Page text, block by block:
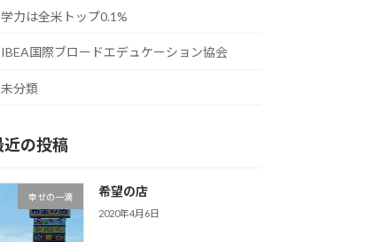
学力は全米トップ0.1%
IBEA国際ブロードエデュケーション協会
未分類
近の投稿
幸せの一滴 希望の店
2020年4月6日